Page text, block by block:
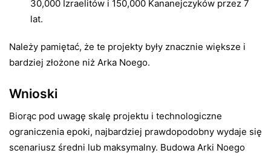
30,000 Izraelitów i 150,000 Kananejczyków przez 7
lat.
Należy pamiętać, że te projekty były znacznie większe i
bardziej złożone niż Arka Noego.
Wnioski
Biorąc pod uwagę skalę projektu i technologiczne
ograniczenia epoki, najbardziej prawdopodobny wydaje się
scenariusz średni lub maksymalny. Budowa Arki Noego